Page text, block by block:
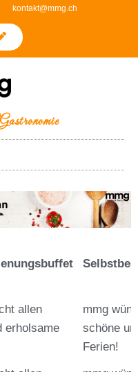
kontakt@mmg.ch
allen
erholsame
mmg
schöne
Ferien!